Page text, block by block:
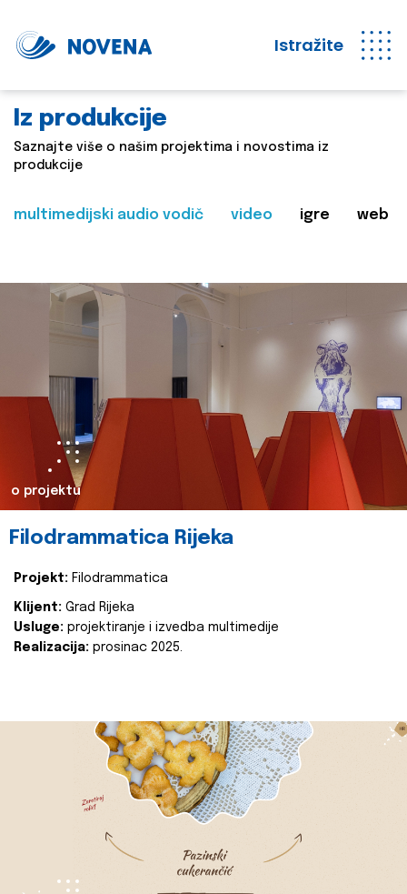
Istražite
Iz produkcije
Saznajte više o našim projektima i novostima iz
produkcije
multimedijski audio vodič video igre web
o projektu
Filodrammatica Rijeka
Projekt: Filodrammatica
Klijent: Grad Rijeka
Usluge: projektiranje i izvedba multimedije
Realizacija: prosinac 2025.